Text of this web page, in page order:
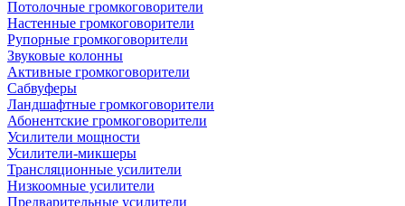
Потолочные громкоговорители
Настенные громкоговорители
Рупорные громкоговорители
Звуковые колонны
Активные громкоговорители
Сабвуферы
Ландшафтные громкоговорители
Абонентские громкоговорители
Усилители мощности
Усилители-микшеры
Трансляционные усилители
Низкоомные усилители
Предварительные усилители